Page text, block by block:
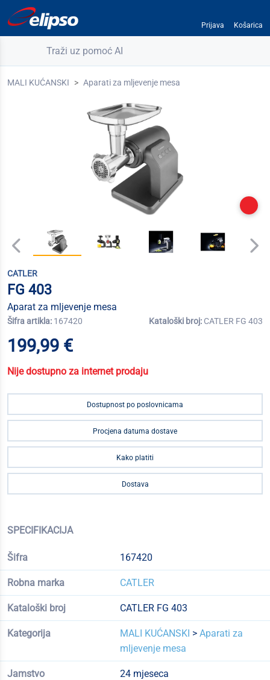
Prijava Košarica
Traži uz pomoć AI
MALI KUĆANSKI Aparati za mljevenje mesa
CATLER
FG 403
Aparat za mljevenje mesa
Šifra artikla: 167420 Kataloški broj: CATLER FG 403
199,99 €
Nije dostupno za internet prodaju
Dostupnost po poslovnicama
Procjena datuma dostave
Kako platiti
Dostava
SPECIFIKACIJA
Šifra 167420
Robna marka CATLER
Kataloški broj CATLER FG 403
Kategorija MALI KUĆANSKI > Aparati za
mljevenje mesa
Jamstvo 24 mjeseca